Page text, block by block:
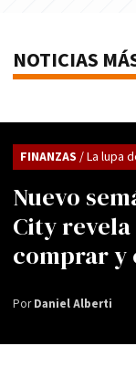
NOTICIAS
Nuevo
City
comprar y
FINANZAS / La lupa
PorDaniel Alberti